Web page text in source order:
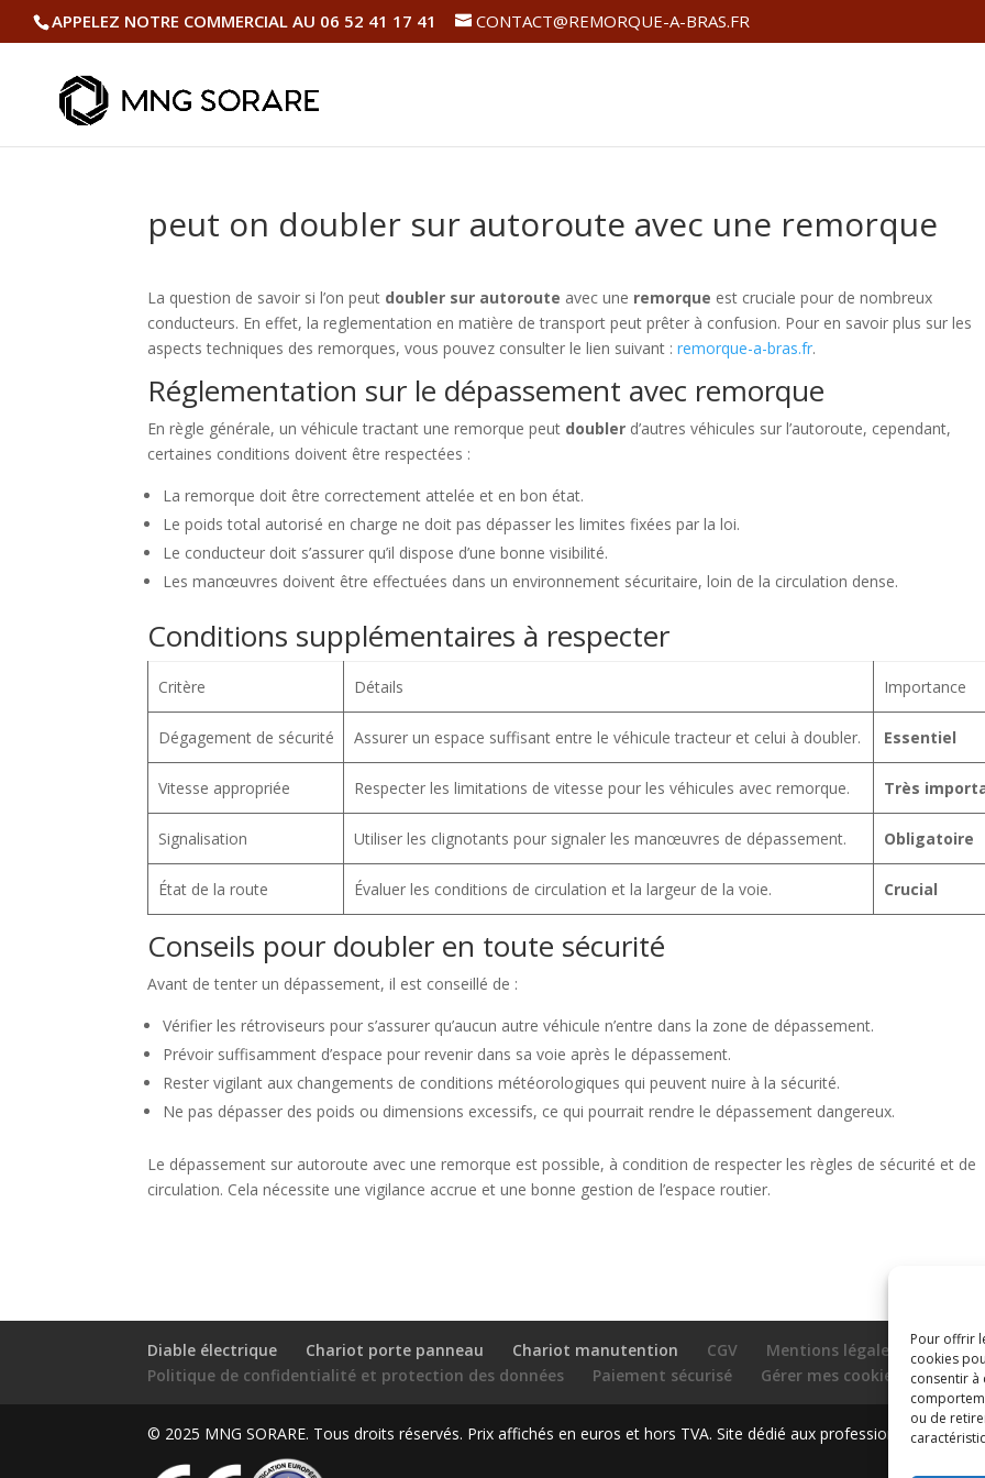
Pour offrir
cookies
consentir à
ou de
APPELEZ NOTRE COMMERCIAL AU 06 52 41 17 41 CONTACT@REMORQUE-A-BRAS.FR
peut on doubler sur autoroute avec une remorque
La question de savoir si l’on peut doubler sur autoroute avec une remorque est cruciale pour de nombreux
conducteurs. En effet, la reglementation en matière de transport peut prêter à confusion. Pour en savoir plus sur les
aspects techniques des remorques, vous pouvez consulter le lien suivant :remorque-a-bras.fr.
Réglementation sur le dépassement avec remorque
En règle générale, un véhicule tractant une remorque peut doubler d’autres véhicules sur l’autoroute, cependant,
certaines conditions doivent être respectées :
La remorque doit être correctement attelée et en bon état.
Le poids total autorisé en charge ne doit pas dépasser les limites fixées par la loi.
Le conducteur doit s’assurer qu’il dispose d’une bonne visibilité.
Les manœuvres doivent être effectuées dans un environnement sécuritaire, loin de la circulation dense.
Conditions supplémentaires à respecter
Critère Détails Importance
Dégagement de sécurité Assurer un espace suffisant entre le véhicule tracteur et celui à doubler. Essentiel
Vitesse appropriée Respecter les limitations de vitesse pour les véhicules avec remorque. Très
Signalisation Utiliser les clignotants pour signaler les manœuvres de dépassement. Obligatoire
État de la route Évaluer les conditions de circulation et la largeur de la voie. Crucial
Conseils pour doubler en toute sécurité
Avant de tenter un dépassement, il est conseillé de :
Vérifier les rétroviseurs pour s’assurer qu’aucun autre véhicule n’entre dans la zone de dépassement.
Prévoir suffisamment d’espace pour revenir dans sa voie après le dépassement.
Rester vigilant aux changements de conditions météorologiques qui peuvent nuire à la sécurité.
Ne pas dépasser des poids ou dimensions excessifs, ce qui pourrait rendre le dépassement dangereux.
Le dépassement sur autoroute avec une remorque est possible, à condition de respecter les règles de sécurité et de
circulation. Cela nécessite une vigilance accrue et une bonne gestion de l’espace routier.
Diable électrique Chariot porte panneau Chariot manutention CGV
Mentions légales
Politique de confidentialité et protection des données
Paiement sécurisé Gérer mes cookies Nous
© 2025 MNG SORARE. Tous droits réservés. Prix affichés en euros et hors TVA. Site dédié aux professionnels